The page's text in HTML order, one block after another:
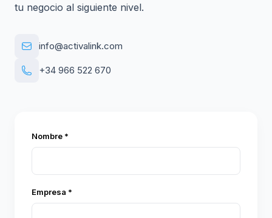
tu negocio al siguiente nivel.
info@activalink.com
+34 966 522 670
Nombre *
Empresa *